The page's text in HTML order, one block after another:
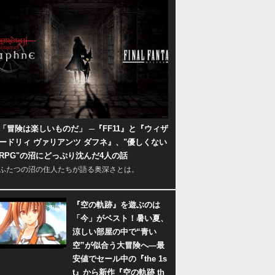
冒険は楽しいものだ」 ─『FF11』と『ウィザ
ドリィ ヴァリアンツ ダフネ』、"優しくない
の沼にどっぷり沈んだ4人の話
たつの沼の住人たちが語る奥深さとは。
『空の軌跡』を遊ぶのは
「今」がベスト！暑い夏、
涼しい部屋の中で“青い
空”が似合う大冒険へ―最
安値でセール中の『the 1s
t』から新作『空の軌跡 th